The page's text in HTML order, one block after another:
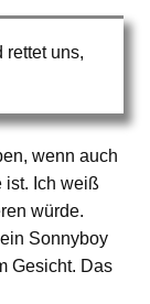
rettet uns,
wenn auch
ist. Ich weiß
würde.
Sonnyboy
Gesicht. Das